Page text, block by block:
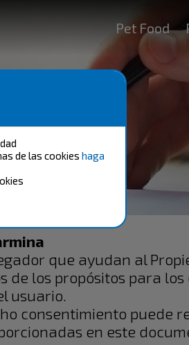
de las cookies haga
Pet Food
que ayudan al
de los propósitos para los
usuario.
consentimiento puede
en este